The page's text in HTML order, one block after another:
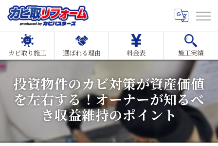
カビ取り施工 選ばれる理由 料金表 施工実績
投資物件のカビ対策が資産価値
を左右する！オーナーが知るべ
き収益維持のポイント